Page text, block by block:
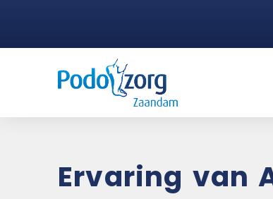
Ervaring van